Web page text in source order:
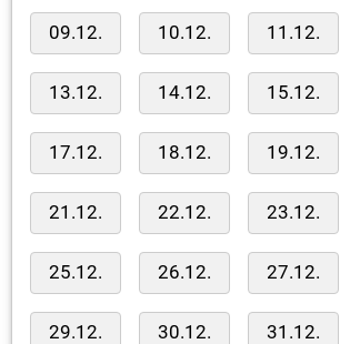
09.12. 10.12. 11.12.
13.12. 14.12. 15.12.
17.12. 18.12. 19.12.
21.12. 22.12. 23.12.
25.12. 26.12. 27.12.
29.12. 30.12. 31.12.